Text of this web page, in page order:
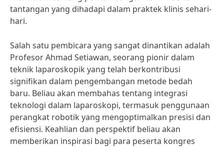
tantangan yang dihadapi dalam praktek klinis sehari-
hari.
Salah satu pembicara yang sangat dinantikan adalah
Profesor Ahmad Setiawan, seorang pionir dalam
teknik laparoskopik yang telah berkontribusi
signifikan dalam pengembangan metode bedah
baru. Beliau akan membahas tentang integrasi
teknologi dalam laparoskopi, termasuk penggunaan
perangkat robotik yang mengoptimalkan presisi dan
efisiensi. Keahlian dan perspektif beliau akan
memberikan inspirasi bagi para peserta kongres